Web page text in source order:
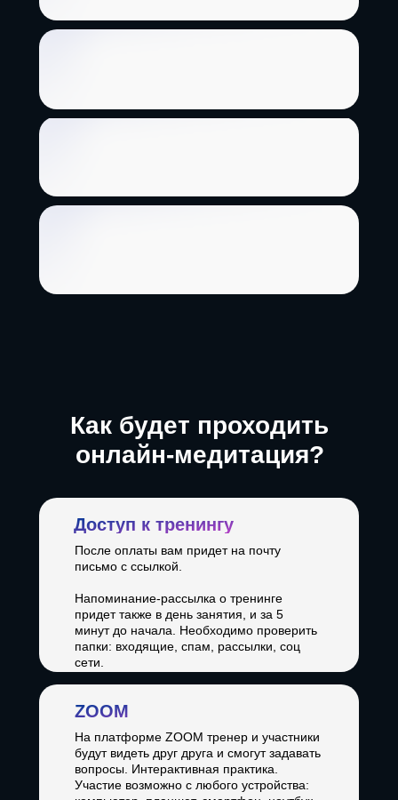
ZOOM
На платформе ZOOM тренер и участники
будут видеть друг друга и смогут задавать
вопросы. Интерактивная практика.
Участие возможно с любого устройства:
Как будет проходить
онлайн-медитация?
Доступ к тренингу
После оплаты вам придет на почту
письмо с ссылкой.
Напоминание-рассылка о тренинге
придет также в день занятия, и за 5
минут до начала. Необходимо проверить
папки: входящие, спам, рассылки, соц
сети.